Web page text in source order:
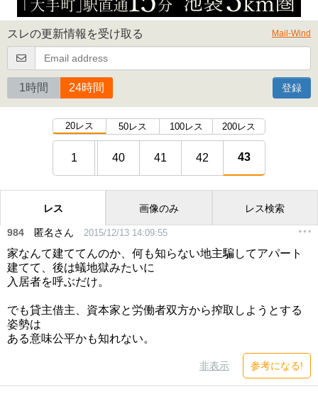
スレの更新情報を受け取る Mail-Wind
1時間 24時間 登録
20レス 50レス 100レス 200レス
1 40 41 42 43
レス 画像のみ レス検索
984 匿名さん 2015/12/13 14:09:55
家なんて建ててんのか、何も知らない地主騙してアパート
建てて、後は蟻地獄みたいに
入居者を呼ぶだけ。
でも貸主借主、資本家と労働者双方から搾取しようとする
姿勢は
ある意味公平かも知れない。
非表示 参考になる!